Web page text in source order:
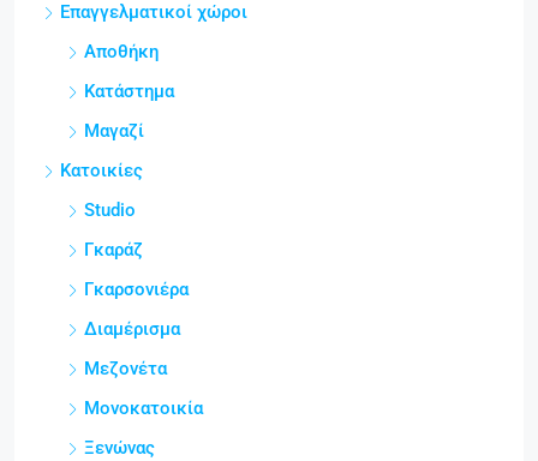
Επαγγελματικοί χώροι
Αποθήκη
Κατάστημα
Μαγαζί
Κατοικίες
Studio
Γκαράζ
Γκαρσονιέρα
Διαμέρισμα
Μεζονέτα
Μονοκατοικία
Ξενώνας